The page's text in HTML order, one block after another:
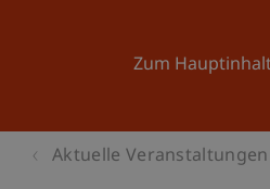
Zum
Aktuelle Veranstaltungen